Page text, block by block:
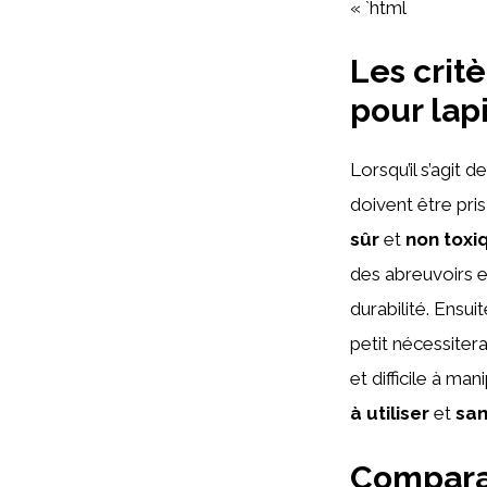
« `html
Les
pour
Lorsqu’il s’agit
doivent être pris
sûr et non
des abreuvoirs
durabilité.
petit
et difficile à
à utiliser et